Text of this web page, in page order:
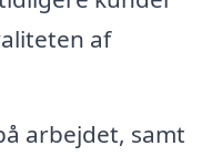
af
arbejdet, samt